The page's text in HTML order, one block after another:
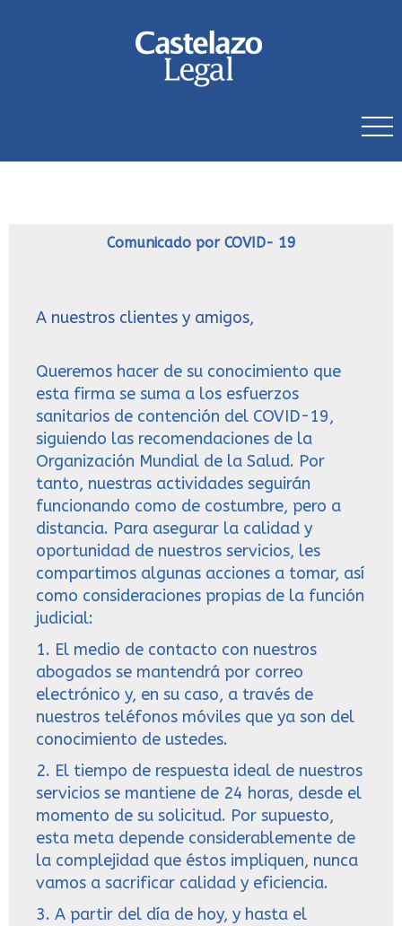
Comunicado por COVID- 19
A nuestros clientes y amigos,
Queremos hacer de su conocimiento que
esta firma se suma a los esfuerzos
sanitarios de contención del COVID-19,
siguiendo las recomendaciones de la
Organización Mundial de la Salud. Por
tanto, nuestras actividades seguirán
funcionando como de costumbre, pero a
distancia. Para asegurar la calidad y
oportunidad de nuestros servicios, les
compartimos algunas acciones a tomar, así
como consideraciones propias de la función
judicial:
1. El medio de contacto con nuestros
abogados se mantendrá por correo
electrónico y, en su caso, a través de
nuestros teléfonos móviles que ya son del
conocimiento de ustedes.
2. El tiempo de respuesta ideal de nuestros
servicios se mantiene de 24 horas, desde el
momento de su solicitud. Por supuesto,
esta meta depende considerablemente de
la complejidad que éstos impliquen, nunca
vamos a sacrificar calidad y eficiencia.
3. A partir del día de hoy, y hasta el